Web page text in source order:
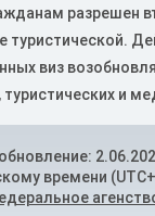
разрешен
виз
и
времени